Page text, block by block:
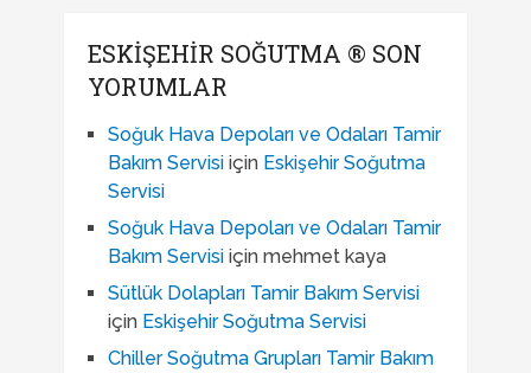
ESKIŞEHIR SOĞUTMA ® SON
YORUMLAR
Soğuk Hava Depoları ve Odaları Tamir
Bakım Servisiiçin Eskişehir Soğutma
Servisi
Soğuk Hava Depoları ve Odaları Tamir
Bakım Servisiiçin mehmet kaya
Sütlük Dolapları Tamir Bakım Servisi
için Eskişehir Soğutma Servisi
Chiller Soğutma Grupları Tamir Bakım